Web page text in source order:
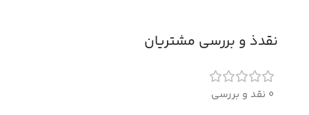
نقدذ و بررسی مشتریان
0 نقد و بررسی